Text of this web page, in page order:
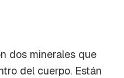
dos minerales que
del cuerpo. Están